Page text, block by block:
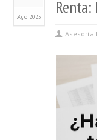
Ago 2025 Renta:
Asesoría